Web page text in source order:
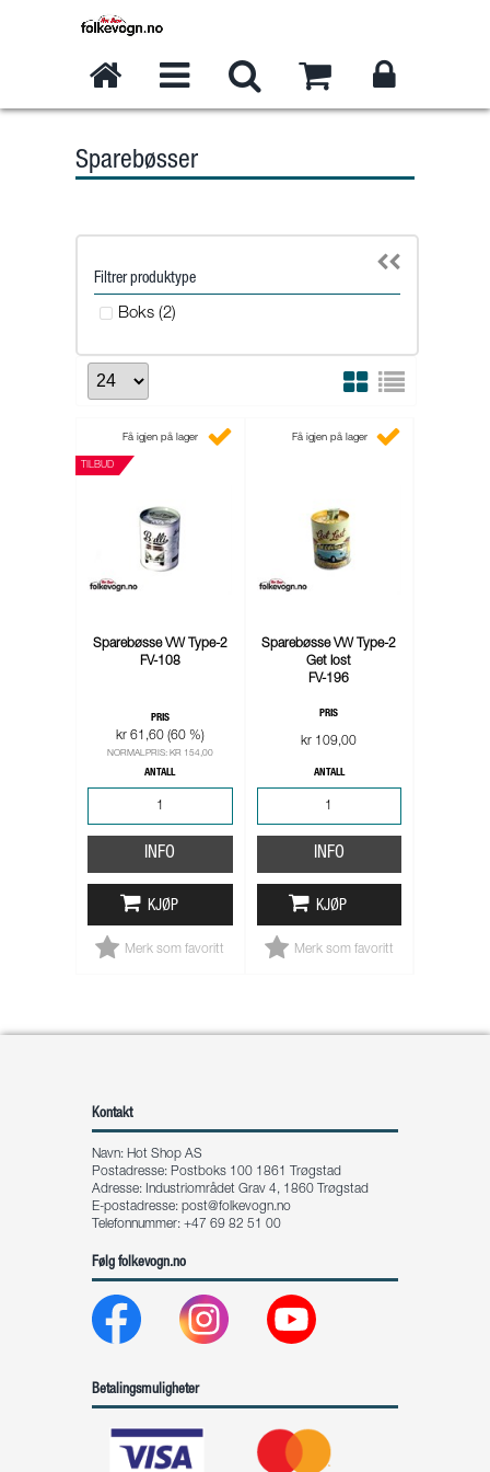
Sparebøsser
Filtrer produktype
Boks (2)
TILBUD
Få igjen på lager
Sparebøsse VW Type-2
FV-108
PRIS
kr 61,60 (60 %)
NORMALPRIS: KR 154,00
ANTALL
INFO
KJØP
Merk som favoritt
Få igjen på lager
Sparebøsse VW Type-2
Get lost
FV-196
PRIS
kr 109,00
ANTALL
INFO
KJØP
Merk som favoritt
Kontakt
Navn: Hot Shop AS
Postadresse: Postboks 100 1861 Trøgstad
Adresse: Industriområdet Grav 4, 1860 Trøgstad
E-postadresse: post@folkevogn.no
Telefonnummer: +47 69 82 51 00
Følg folkevogn.no
Betalingsmuligheter